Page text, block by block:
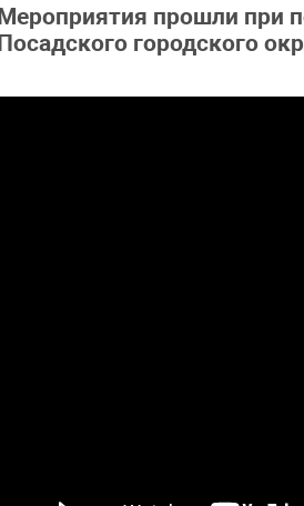
Мероприятия прошли при
Посадского городского